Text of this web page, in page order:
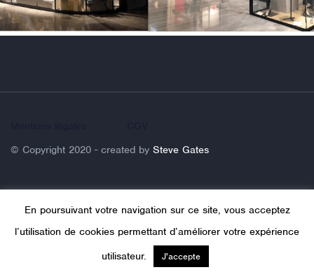
© Copyright 2020 - created by Steve Gates
En poursuivant votre navigation sur ce site, vous acceptez
l’utilisation de cookies permettant d’améliorer votre expérience
utilisateur.
J'accepte